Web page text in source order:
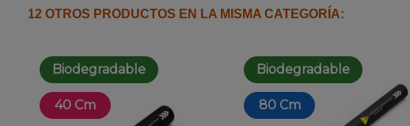
12 OTROS PRODUCTOS EN LA MISMA CATEGORÍA:
Biodegradable
40 Cm
Biodegradable
80 Cm